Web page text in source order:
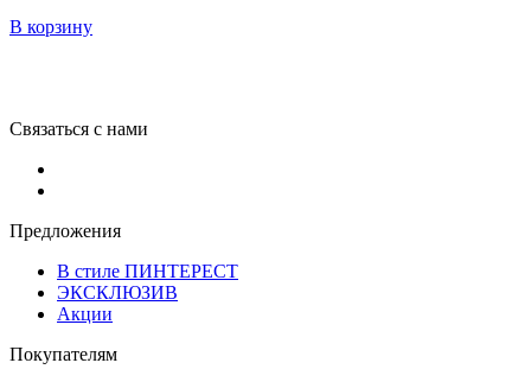
В корзину
Связаться с нами
Предложения
В стиле ПИНТЕРЕСТ
ЭКСКЛЮЗИВ
Акции
Покупателям